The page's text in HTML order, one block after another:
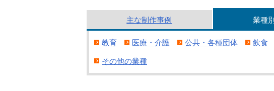
主な制作事例 業種別
教育 医療・介護 公共・各種団体 飲食
その他の業種